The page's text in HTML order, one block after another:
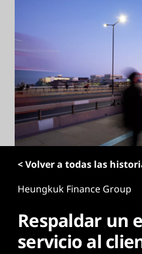
n
p
n
< Volver a todas las
Heungkuk Finance Group
Respaldar un
servicio al